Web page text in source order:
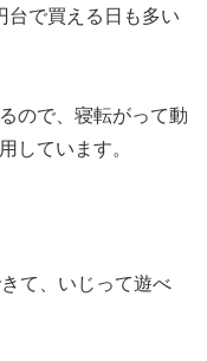
台で買える日も多い
ので、寝転がって動
しています。
て、いじって遊べ